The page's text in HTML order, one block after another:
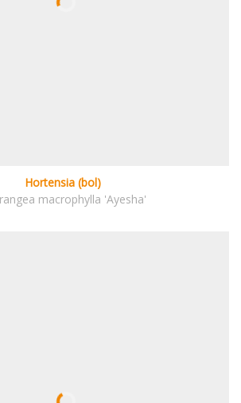
Hortensia (bol)
macrophylla 'Ayesha'